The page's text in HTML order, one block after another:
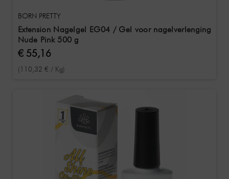
BORN PRETTY
Extension Nagelgel EG04 / Gel voor nagelverlenging
Nude Pink 500 g
€ 55,16
(110,32 € / Kg)